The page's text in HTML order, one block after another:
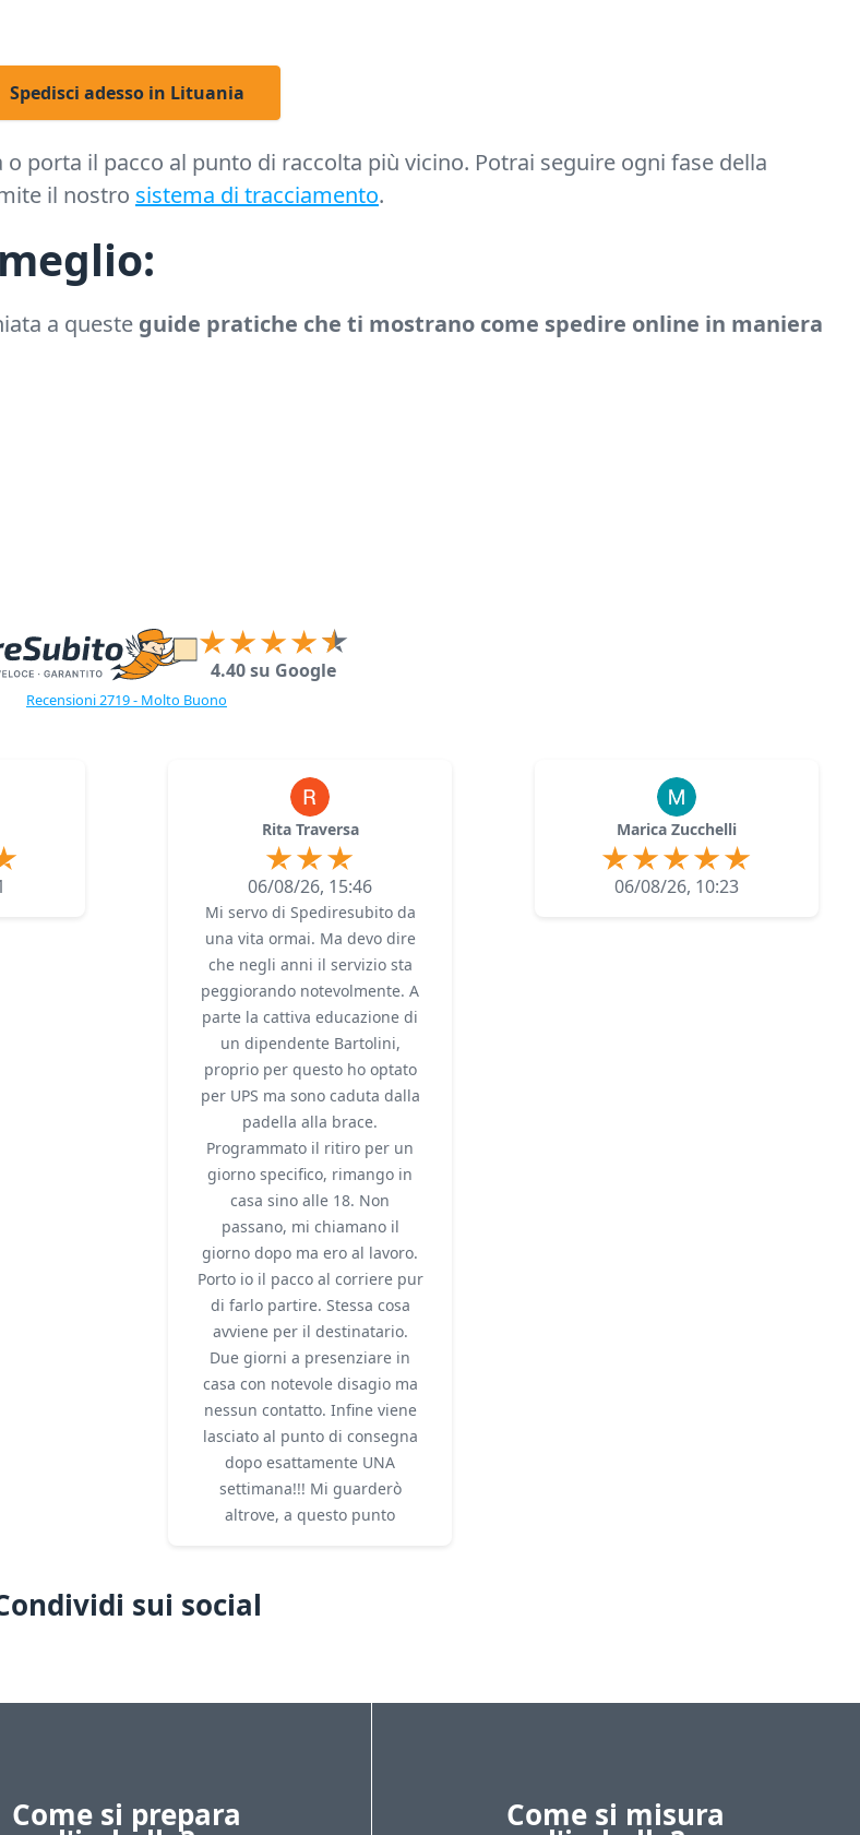
Spedisci adesso in Lituania
porta il pacco al punto di raccolta più vicino. Potrai seguire ogni fase della
il nostro sistema di tracciamento.
a queste guide pratiche che ti mostrano come spedire online in maniera
4.40 su Google
Recensioni 2719 - Molto Buono
Rita Traversa
06/08/26, 15:46
Mi servo di Spediresubito da
una vita ormai. Ma devo dire
che negli anni il servizio sta
peggiorando notevolmente. A
parte la cattiva educazione di
un dipendente Bartolini,
proprio per questo ho optato
per UPS ma sono caduta dalla
padella alla brace.
Programmato il ritiro per un
giorno specifico, rimango in
casa sino alle 18. Non
passano, mi chiamano il
giorno dopo ma ero al lavoro.
Porto io il pacco al corriere pur
di farlo partire. Stessa cosa
avviene per il destinatario.
Due giorni a presenziare in
casa con notevole disagio ma
nessun contatto. Infine viene
lasciato al punto di consegna
dopo esattamente UNA
settimana!!! Mi guarderò
altrove, a questo punto
Marica Zucchelli
06/08/26, 10:23
sui social
Come si prepara Come si misura